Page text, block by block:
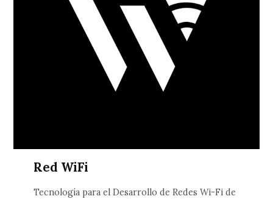
Red WiFi
Tecnología para el Desarrollo de Redes Wi-Fi de